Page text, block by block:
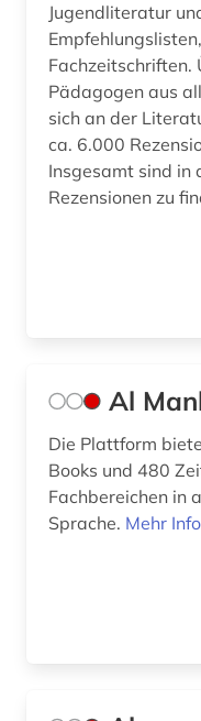
e-book (2)
e-learning (8)
e-teaching (1)
Jugendliteratur
Fachzeitschriften.
Pädagogen aus
sich an der
ca. 6.000
Insgesamt sind in
Rezensionen zu
Al
Die Plattform
Books und 480
Fachbereichen in
Sprache. Mehr